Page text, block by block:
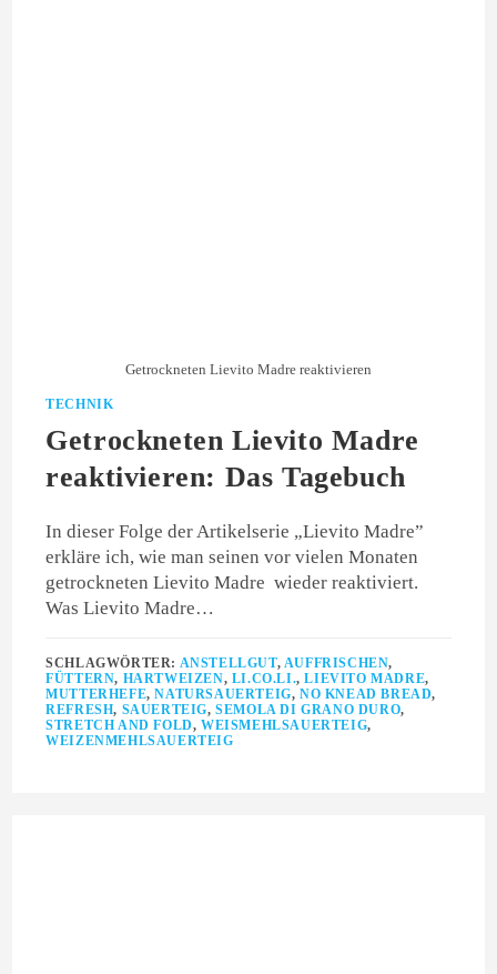
Getrockneten Lievito Madre reaktivieren
TECHNIK
Getrockneten Lievito Madre
reaktivieren: Das Tagebuch
In dieser Folge der Artikelserie „Lievito Madre”
erkläre ich, wie man seinen vor vielen Monaten
getrockneten Lievito Madre wieder reaktiviert.
Was Lievito Madre…
SCHLAGWÖRTER: ANSTELLGUT, AUFFRISCHEN,
FÜTTERN, HARTWEIZEN, LI.CO.LI.,LIEVITO MADRE,
MUTTERHEFE,NATURSAUERTEIG,NO KNEAD BREAD,
REFRESH, SAUERTEIG,SEMOLA DI GRANO DURO,
STRETCH AND FOLD,WEISMEHLSAUERTEIG,
WEIZENMEHLSAUERTEIG